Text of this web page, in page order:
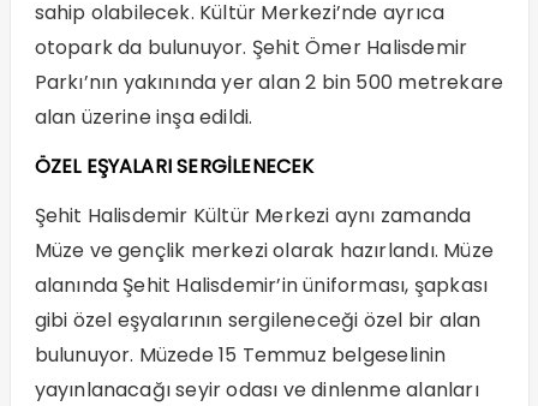
sahip olabilecek. Kültür Merkezi’nde ayrıca
otopark da bulunuyor. Şehit Ömer Halisdemir
Parkı’nın yakınında yer alan 2 bin 500 metrekare
alan üzerine inşa edildi.
ÖZEL EŞYALARI SERGİLENECEK
Şehit Halisdemir Kültür Merkezi aynı zamanda
Müze ve gençlik merkezi olarak hazırlandı. Müze
alanında Şehit Halisdemir’in üniforması, şapkası
gibi özel eşyalarının sergileneceği özel bir alan
bulunuyor. Müzede 15 Temmuz belgeselinin
yayınlanacağı seyir odası ve dinlenme alanları